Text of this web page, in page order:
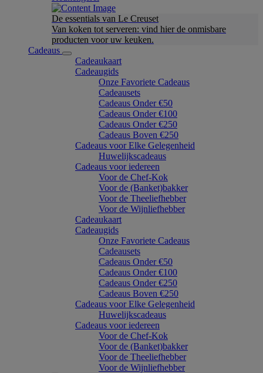
De essentials van Le Creuset
Van koken tot serveren: vind hier de onmisbare
producten voor uw keuken.
Cadeaus
Cadeaukaart
Cadeaugids
Onze Favoriete Cadeaus
Cadeausets
Cadeaus Onder €50
Cadeaus Onder €100
Cadeaus Onder €250
Cadeaus Boven €250
Cadeaus voor Elke Gelegenheid
Huwelijkscadeaus
Cadeaus voor iedereen
Voor de Chef-Kok
Voor de (Banket)bakker
Voor de Theeliefhebber
Voor de Wijnliefhebber
Cadeaukaart
Cadeaugids
Onze Favoriete Cadeaus
Cadeausets
Cadeaus Onder €50
Cadeaus Onder €100
Cadeaus Onder €250
Cadeaus Boven €250
Cadeaus voor Elke Gelegenheid
Huwelijkscadeaus
Cadeaus voor iedereen
Voor de Chef-Kok
Voor de (Banket)bakker
Voor de Theeliefhebber
Voor de Wijnliefhebber